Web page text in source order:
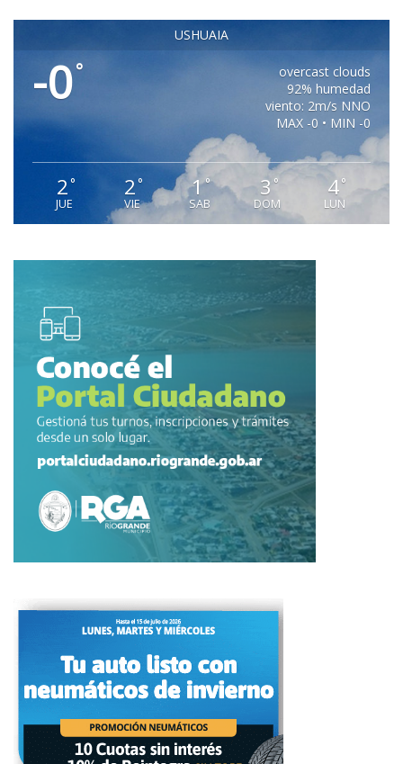
USHUAIA
-0°
overcast clouds
92% humedad
viento: 2m/s NNO
MAX -0 • MIN -0
2°
JUE
2 °
VIE
1°
SAB
3 °
DOM
4°
LUN